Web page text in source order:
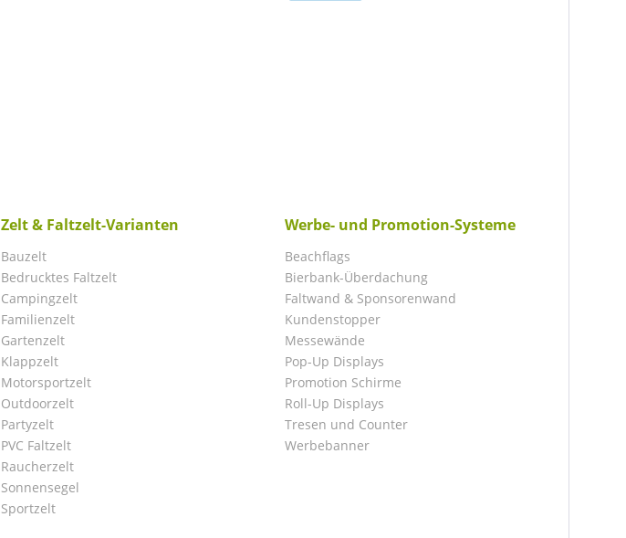
Zelt & Faltzelt-Varianten
Bauzelt
Bedrucktes Faltzelt
Campingzelt
Familienzelt
Gartenzelt
Klappzelt
Motorsportzelt
Outdoorzelt
Partyzelt
PVC Faltzelt
Raucherzelt
Sonnensegel
Sportzelt
Werbe- und Promotion-Systeme
Beachflags
Bierbank-Überdachung
Faltwand & Sponsorenwand
Kundenstopper
Messewände
Pop-Up Displays
Promotion Schirme
Roll-Up Displays
Tresen und Counter
Werbebanner